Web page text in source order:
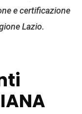
e certificazione
Lazio.